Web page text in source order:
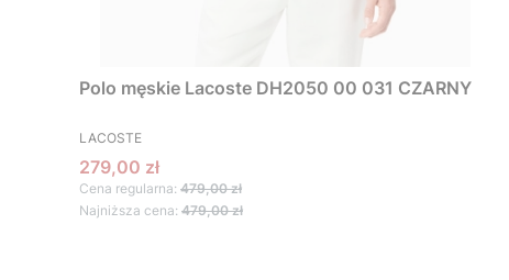
Polo męskie Lacoste DH2050 00 031 CZARNY
PRODUCENT
LACOSTE
Cena promocyjna
279,00 zł
Cena regularna: 479,00 zł
Najniższa cena: 479,00 zł